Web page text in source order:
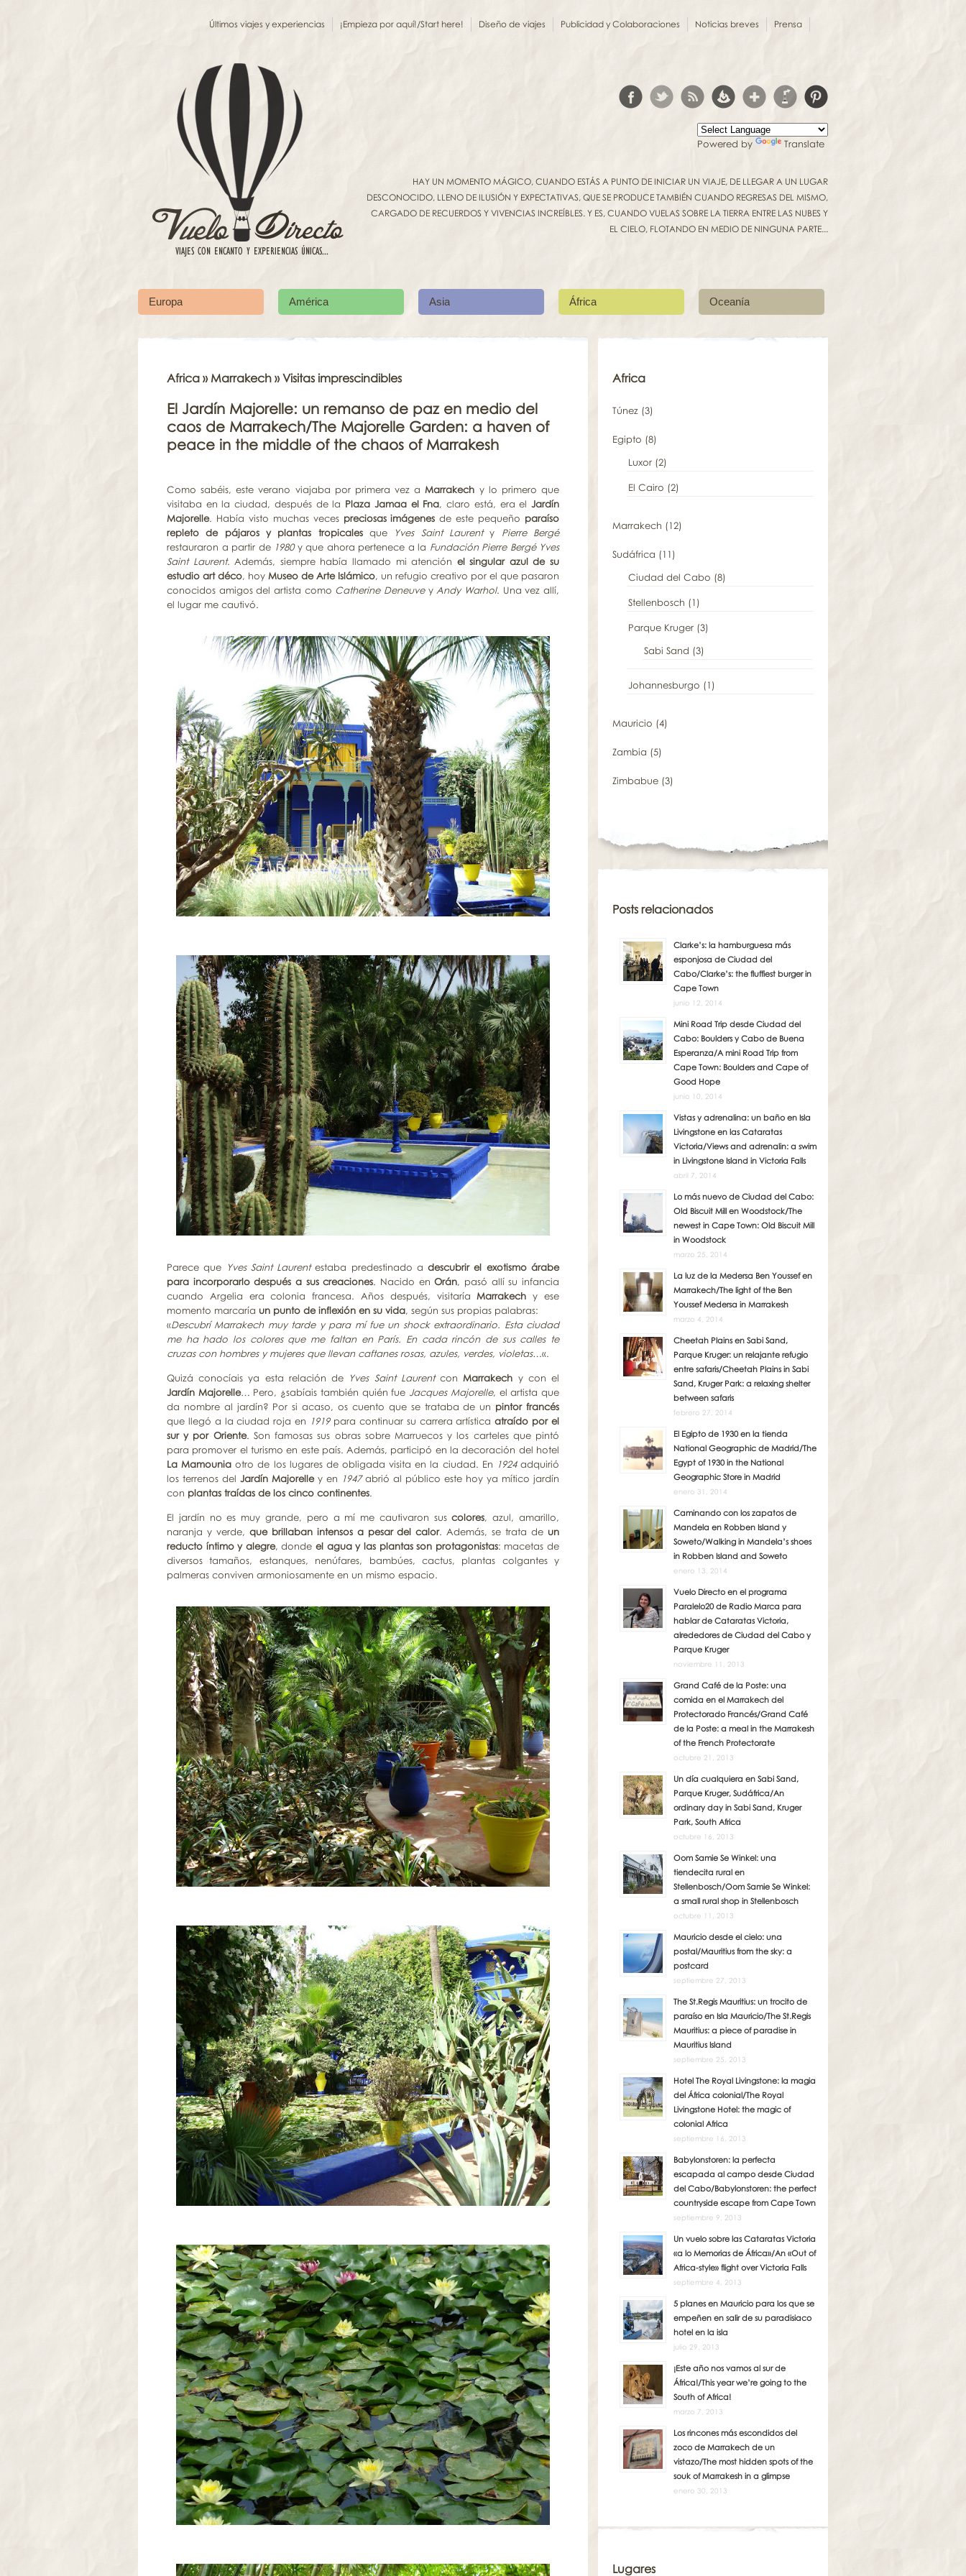
Últimos viajes y experiencias ¡Empieza por aquí!/Start here! Diseño de viajes Publicidad y Colaboraciones Noticias breves Prensa
Powered by Translate
HAY UN MOMENTO MÁGICO, CUANDO ESTÁS A PUNTO DE INICIAR UN VIAJE, DE LLEGAR A UN LUGAR
DESCONOCIDO, LLENO DE ILUSIÓN Y EXPECTATIVAS, QUE SE PRODUCE TAMBIÉN CUANDO REGRESAS DEL MISMO,
CARGADO DE RECUERDOS Y VIVENCIAS INCREÍBLES. Y ES, CUANDO VUELAS SOBRE LA TIERRA ENTRE LAS NUBES Y
EL CIELO, FLOTANDO EN MEDIO DE NINGUNA PARTE...
Europa América Asia África Oceanía
Africa » Marrakech » Visitas imprescindibles
El Jardín Majorelle: un remanso de paz en medio del
caos de Marrakech/The Majorelle Garden: a haven of
peace in the middle of the chaos of Marrakesh
Como sabéis, este verano viajaba por primera vez aMarrakech y lo primero que
visitaba en la ciudad, después de la Plaza Jamaa el Fna, claro está, era elJardín
Majorelle. Había visto muchas vecespreciosas imágenesde este pequeño paraíso
repleto de pájaros y plantas tropicalesque Yves Saint Laurenty Pierre Bergé
restauraron a partir de 1980y que ahora pertenece a la Fundación Pierre Bergé Yves
Saint Laurent. Además, siempre había llamado mi atención el singular azul de su
estudio art déco, hoy Museo de Arte Islámico, un refugio creativo por el que pasaron
conocidos amigos del artista como Catherine Deneuvey Andy Warhol. Una vez allí,
el lugar me cautivó.
Parece que Yves Saint Laurentestaba predestinado adescubrir el exotismo árabe
para incorporarlo después a sus creaciones. Nacido enOrán, pasó allí su infancia
cuando Argelia era colonia francesa. Años después, visitaríaMarrakech y ese
momento marcaría un punto de inflexión en su vida, según sus propias palabras:
«Descubrí Marrakech muy tarde y para mí fue un shock extraordinario. Esta ciudad
me ha hado los colores que me faltan en París. En cada rincón de sus calles te
cruzas con hombres y mujeres que llevan caftanes rosas, azules, verdes, violetas…«.
Quizá conocíais ya esta relación de Yves Saint LaurentconMarrakech y con el
Jardín Majorelle… Pero, ¿sabíais también quién fue Jacques Majorelle, el artista que
da nombre al jardín? Por si acaso, os cuento que se trataba de un pintor francés
que llegó a la ciudad roja en 1919 para continuar su carrera artísticaatraído por el
sur y por Oriente. Son famosas sus obras sobre Marruecosy los carteles que pintó
para promover el turismo en este país. Además, participó en la decoración del hotel
La Mamounia otro de los lugares de obligada visita en la ciudad. En 1924adquirió
los terrenos del Jardín Majorelle y en 1947abrió al público este hoy ya mítico jardín
con plantas traídas de los cinco continentes.
El jardín no es muy grande, pero a mí me cautivaron suscolores, azul, amarillo,
naranja y verde, que brillaban intensos a pesar del calor. Además, se trata deun
reducto íntimo y alegre, dondeel agua y las plantas son protagonistas: macetas de
diversos tamaños, estanques, nenúfares, bambúes, cactus, plantas colgantes y
palmeras conviven armoniosamente en un mismo espacio.
Africa
Túnez (3)
Egipto (8)
Luxor (2)
El Cairo (2)
Marrakech (12)
Sudáfrica (11)
Ciudad del Cabo (8)
Stellenbosch (1)
Parque Kruger (3)
Sabi Sand (3)
Johannesburgo (1)
Mauricio (4)
Zambia (5)
Zimbabue (3)
Posts relacionados
Clarke’s: la hamburguesa más
esponjosa de Ciudad del
Cabo/Clarke’s: the fluffiest burger in
Cape Town
junio 12, 2014
Mini Road Trip desde Ciudad del
Cabo: Boulders y Cabo de Buena
Esperanza/A mini Road Trip from
Cape Town: Boulders and Cape of
Good Hope
junio 10, 2014
Vistas y adrenalina: un baño en Isla
Livingstone en las Cataratas
Victoria/Views and adrenalin: a swim
in Livingstone Island in Victoria Falls
abril 7, 2014
Lo más nuevo de Ciudad del Cabo:
Old Biscuit Mill en Woodstock/The
newest in Cape Town: Old Biscuit Mill
in Woodstock
marzo 25, 2014
La luz de la Medersa Ben Youssef en
Marrakech/The light of the Ben
Youssef Medersa in Marrakesh
marzo 4, 2014
Cheetah Plains en Sabi Sand,
Parque Kruger: un relajante refugio
entre safaris/Cheetah Plains in Sabi
Sand, Kruger Park: a relaxing shelter
between safaris
febrero 27, 2014
El Egipto de 1930 en la tienda
National Geographic de Madrid/The
Egypt of 1930 in the National
Geographic Store in Madrid
enero 31, 2014
Caminando con los zapatos de
Mandela en Robben Island y
Soweto/Walking in Mandela’s shoes
in Robben Island and Soweto
enero 13, 2014
Vuelo Directo en el programa
Paralelo20 de Radio Marca para
hablar de Cataratas Victoria,
alrededores de Ciudad del Cabo y
Parque Kruger
noviembre 11, 2013
Grand Café de la Poste: una
comida en el Marrakech del
Protectorado Francés/Grand Café
de la Poste: a meal in the Marrakesh
of the French Protectorate
octubre 21, 2013
Un día cualquiera en Sabi Sand,
Parque Kruger, Sudáfrica/An
ordinary day in Sabi Sand, Kruger
Park, South Africa
octubre 16, 2013
Oom Samie Se Winkel: una
tiendecita rural en
Stellenbosch/Oom Samie Se Winkel:
a small rural shop in Stellenbosch
octubre 11, 2013
Mauricio desde el cielo: una
postal/Mauritius from the sky: a
postcard
septiembre 27, 2013
The St.Regis Mauritius: un trocito de
paraíso en Isla Mauricio/The St.Regis
Mauritius: a piece of paradise in
Mauritius Island
septiembre 25, 2013
Hotel The Royal Livingstone: la magia
del África colonial/The Royal
Livingstone Hotel: the magic of
colonial Africa
septiembre 16, 2013
Babylonstoren: la perfecta
escapada al campo desde Ciudad
del Cabo/Babylonstoren: the perfect
countryside escape from Cape Town
septiembre 9, 2013
Un vuelo sobre las Cataratas Victoria
«a lo Memorias de África»/An «Out of
Africa-style» flight over Victoria Falls
septiembre 4, 2013
5 planes en Mauricio para los que se
empeñen en salir de su paradisiaco
hotel en la isla
julio 29, 2013
¡Este año nos vamos al sur de
África!/This year we’re going to the
South of Africa!
marzo 7, 2013
Los rincones más escondidos del
zoco de Marrakech de un
vistazo/The most hidden spots of the
souk of Marrakesh in a glimpse
enero 30, 2013
Lugares